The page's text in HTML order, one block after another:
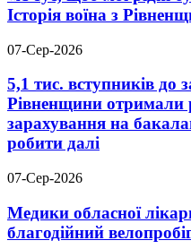
Історія воїна з
07-Сер-2026
5,1 тис. вступників до
Рівненщини отримали
зарахування на
робити далі
07-Сер-2026
Медики обласної
благодійний